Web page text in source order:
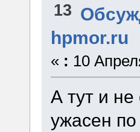
13
hpmor.ru
« : 10
А тут и
ужасен